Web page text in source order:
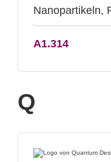
Nanopartikeln,
A1.314
Q